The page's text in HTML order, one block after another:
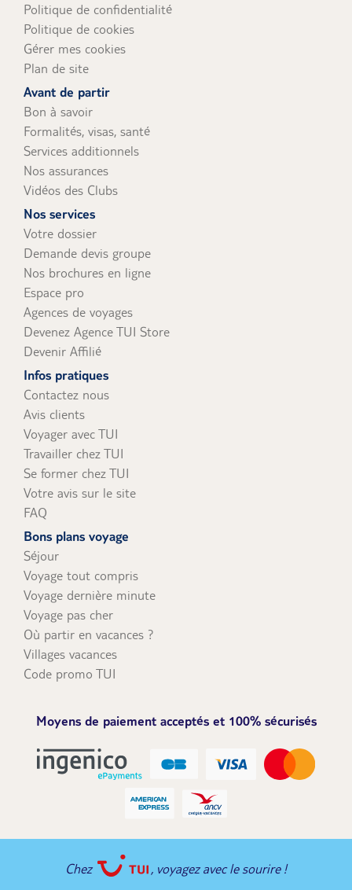
Politique de confidentialité
Politique de cookies
Gérer mes cookies
Plan de site
Avant de partir
Bon à savoir
Formalités, visas, santé
Services additionnels
Nos assurances
Vidéos des Clubs
Nos services
Votre dossier
Demande devis groupe
Nos brochures en ligne
Espace pro
Agences de voyages
Devenez Agence TUI Store
Devenir Affilié
Infos pratiques
Contactez nous
Avis clients
Voyager avec TUI
Travailler chez TUI
Se former chez TUI
Votre avis sur le site
FAQ
Bons plans voyage
Séjour
Voyage tout compris
Voyage dernière minute
Voyage pas cher
Où partir en vacances ?
Villages vacances
Code promo TUI
Moyens de paiement acceptés et 100% sécurisés
Chez , voyagez avec le sourire !